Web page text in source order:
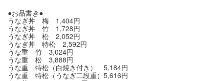
●お品書き●
うなぎ丼 梅 1,404円
うなぎ丼 竹 1,728円
うなぎ丼 松 2,052円
うなぎ丼 特松 2,592円
うな重 竹 3,024円
うな重 松 3,888円
うな重 特松（白焼き付き） 5,184円
うな重 特松（うなぎ二段重）5,616円